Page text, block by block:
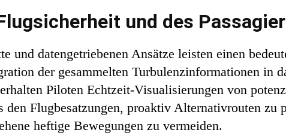
und des
und datengetriebenen Ansätze leisten einen
der gesammelten Turbulenzinformationen in
Piloten Echtzeit-Visualisierungen von
den Flugbesatzungen, proaktiv Alternativrouten zu
heftige Bewegungen zu vermeiden.